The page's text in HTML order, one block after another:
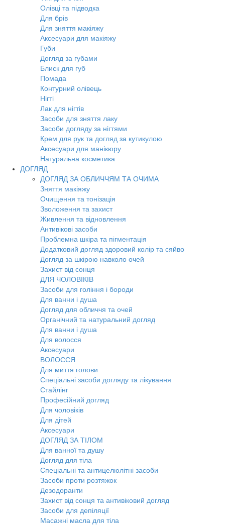
Олівці та підводка
Для брів
Для зняття макіяжу
Аксесуари для макіяжу
Губи
Догляд за губами
Блиск для губ
Помада
Контурний олівець
Нігті
Лак для нігтів
Засоби для зняття лаку
Засоби догляду за нігтями
Крем для рук та догляд за кутикулою
Аксесуари для манікюру
Натуральна косметика
ДОГЛЯД
ДОГЛЯД ЗА ОБЛИЧЧЯМ ТА ОЧИМА
Зняття макіяжу
Очищення та тонізація
Зволоження та захист
Живлення та відновлення
Антивікові засоби
Проблемна шкіра та пігментація
Додатковий догляд здоровий колір та сяйво
Догляд за шкірою навколо очей
Захист від сонця
ДЛЯ ЧОЛОВІКІВ
Засоби для гоління і бороди
Для ванни і душа
Догляд для обличчя та очей
Органічний та натуральний догляд
Для ванни і душа
Для волосся
Аксесуари
ВОЛОССЯ
Для миття голови
Спеціальні засоби догляду та лікування
Стайлінг
Професійний догляд
Для чоловіків
Для дітей
Аксесуари
ДОГЛЯД ЗА ТІЛОМ
Для ванної та душу
Догляд для тіла
Спеціальні та антицелюлітні засоби
Засоби проти розтяжок
Дезодоранти
Захист від сонця та антивіковий догляд
Засоби для депіляції
Масажні масла для тіла